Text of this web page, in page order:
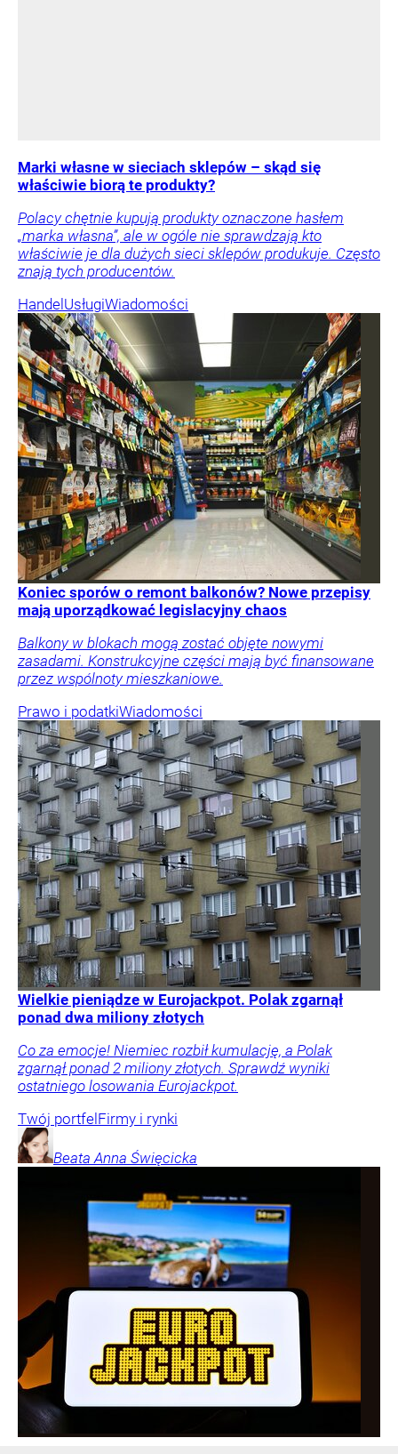
Marki własne w sieciach sklepów – skąd się
właściwie biorą te produkty?
Polacy chętnie kupują produkty oznaczone hasłem
„marka własna”, ale w ogóle nie sprawdzają kto
właściwie je dla dużych sieci sklepów produkuje. Często
znają tych producentów.
Handel UsługiWiadomości
Koniec sporów o remont balkonów? Nowe przepisy
mają uporządkować legislacyjny chaos
Balkony w blokach mogą zostać objęte nowymi
zasadami. Konstrukcyjne części mają być finansowane
przez wspólnoty mieszkaniowe.
Prawo i podatkiWiadomości
Wielkie pieniądze w Eurojackpot. Polak zgarnął
ponad dwa miliony złotych
Co za emocje! Niemiec rozbił kumulację, a Polak
zgarnął ponad 2 miliony złotych. Sprawdź wyniki
ostatniego losowania Eurojackpot.
Twój portfel Firmy i rynki
Beata Anna Święcicka